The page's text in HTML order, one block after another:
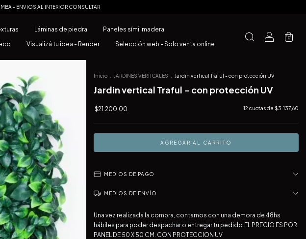
- ENVIOS AL INTERIOR CONSULTAR
Láminas de piedra
Paneles símil madera
Visualizá tu idea - Render Selección web - Solo venta online
0
Inicio JARDINES VERTICALES Jardin vertical Traful - con protección UV
Jardin vertical Traful - con protección UV
$21.200,00 12 cuotas de $3.137,60
MEDIOS DE PAGO
MEDIOS DE ENVÍO
Una vez realizada la compra, contamos con una demora de 48hs
hábiles para poder despachar o entregar tu pedido.EL PRECIO ES POR
PANEL DE 50 X 50 CM. CON PROTECCION UV